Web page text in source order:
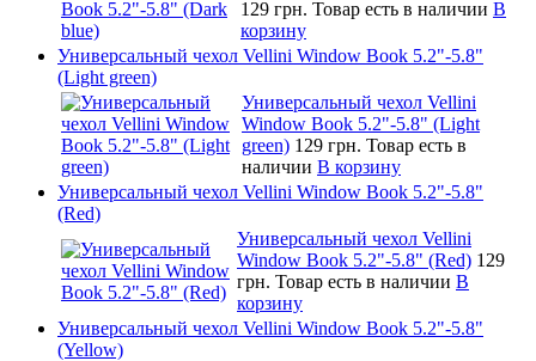
129 грн. Товар есть в наличии В
корзину
Универсальный чехол Vellini Window Book 5.2"-5.8"
(Light green)
Универсальный чехол Vellini
Window Book 5.2"-5.8" (Light
green) 129 грн. Товар есть в
наличии В корзину
Универсальный чехол Vellini Window Book 5.2"-5.8"
(Red)
Универсальный чехол Vellini
Window Book 5.2"-5.8" (Red) 129
грн. Товар есть в наличии В
корзину
Универсальный чехол Vellini Window Book 5.2"-5.8"
(Yellow)